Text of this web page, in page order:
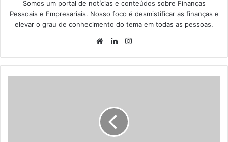
Somos um portal de notícias e conteúdos sobre Finanças
Pessoais e Empresariais. Nosso foco é desmistificar as finanças e
elevar o grau de conhecimento do tema em todas as pessoas.
WebsiteLinkedin